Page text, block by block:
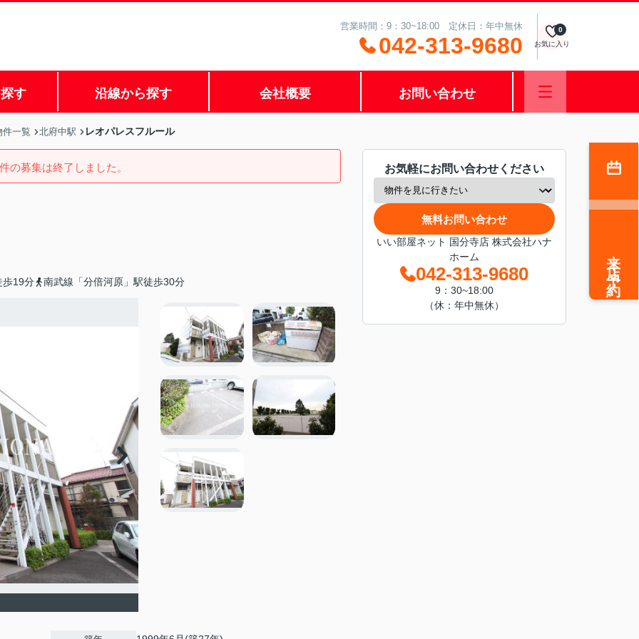
営業時間：9：30~18:00 定休日：年中無休
042-313-9680 お気に入り
0
す 沿線から探す 会社概要 お問い合わせ
件一覧 北府中駅 レオパレスフルール
の募集は終了しました。
歩19分 南武線「分倍河原」駅徒歩30分
お気軽にお問い合わせください
無料お問い合わせ
いい部屋ネット 国分寺店 株式会社ハナ
ホーム
042-313-9680
9：30~18:00
（休：年中無休）
来店予約